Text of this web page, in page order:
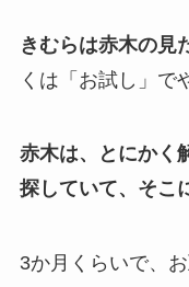
きむらは赤木の見
くは「お試し」で
赤木は、とにかく
探していて、そこ
3か月くらいで、